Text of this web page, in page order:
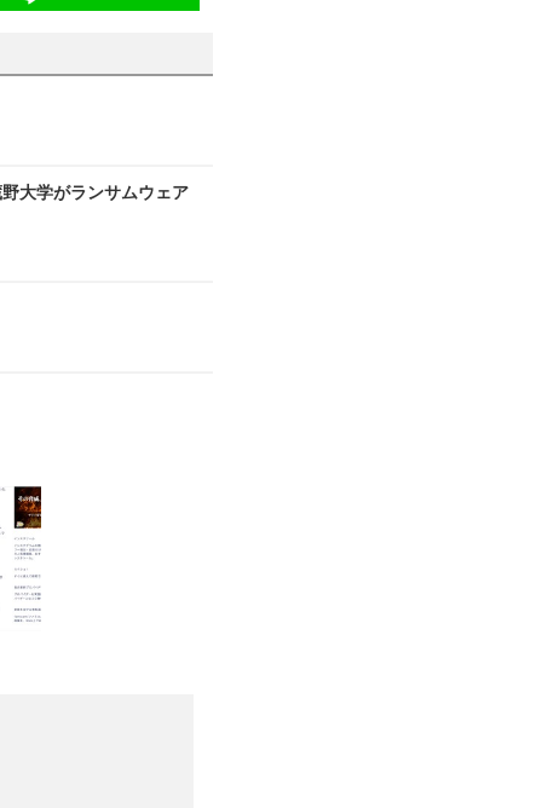
大学がランサムウェア